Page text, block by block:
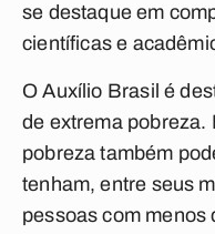
se destaque em
científicas e
O Auxílio Brasil é
de extrema pobreza.
pobreza também
tenham, entre seus
pessoas com menos